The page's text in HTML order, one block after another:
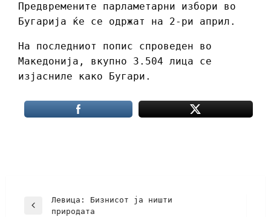
Предвремените парламетарни избори во
Бугарија ќе се одржат на 2-ри април.
На последниот попис спроведен во
Македонија, вкупно 3.504 лица се
изјасниле како Бугари.
Левица: Бизнисот ја ништи
природата